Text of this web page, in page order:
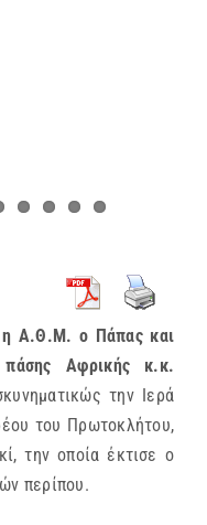
ο Πάπας και
πάσης Αφρικής κ.κ.
την Ιερά
του Πρωτοκλήτου,
την οποία έκτισε ο
περίπου.